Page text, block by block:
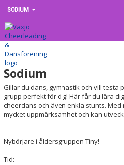
SODIUM
HEM
NYHETER
KALENDER
KONTAKT
Sodium
Gillar du dans, gymnastik och vill testa
grupp perfekt för dig! Här får du lära
cheerdans och även enkla stunts.
mycket uppmärksamhet och kan
Nybörjare i åldersgruppen Tiny!
Tid: